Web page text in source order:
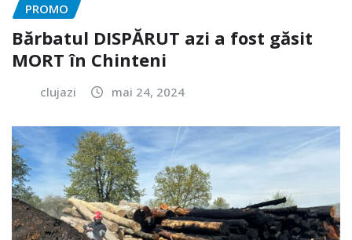
PROMO
Bărbatul DISPĂRUT azi a fost găsit
MORT în Chinteni
clujazi mai 24, 2024